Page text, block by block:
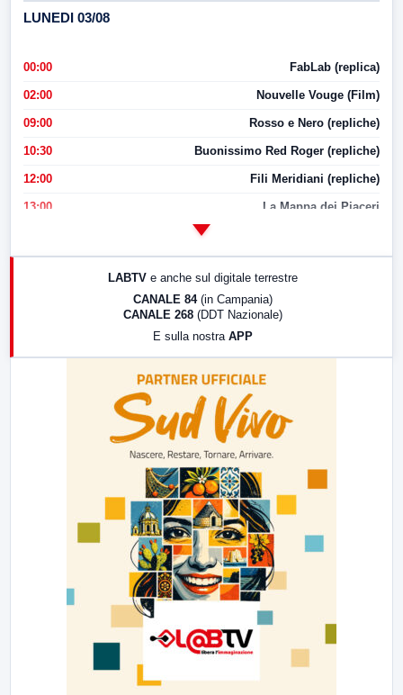
LUNEDI 03/08
00:00 FabLab (replica)
02:00 Nouvelle Vouge (Film)
09:00 Rosso e Nero (repliche)
10:30 Buonissimo Red Roger (repliche)
12:00 Fili Meridiani (repliche)
13:00 La Mappa dei Piaceri
LABTV e anche sul digitale terrestre
CANALE 84 (in Campania)
CANALE 268 (DDT Nazionale)
E sulla nostra APP